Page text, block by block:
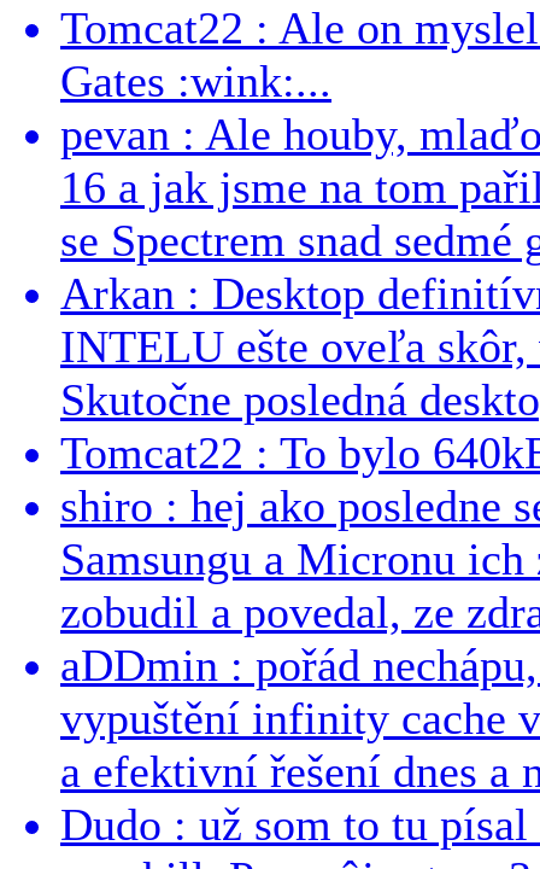
Tomcat22 : Ale on
Gates :wink:...
pevan : Ale houby,
16 a jak jsme na tom
se Spectrem snad sedmé
Arkan : Desktop
INTELU ešte oveľa
Skutočne posledná
Tomcat22 : To bylo
shiro : hej ako posledne
Samsungu a Micronu
zobudil a povedal, ze
aDDmin : pořád
vypuštění infinity cache
a efektivní řešení dnes a
Dudo : už som to tu